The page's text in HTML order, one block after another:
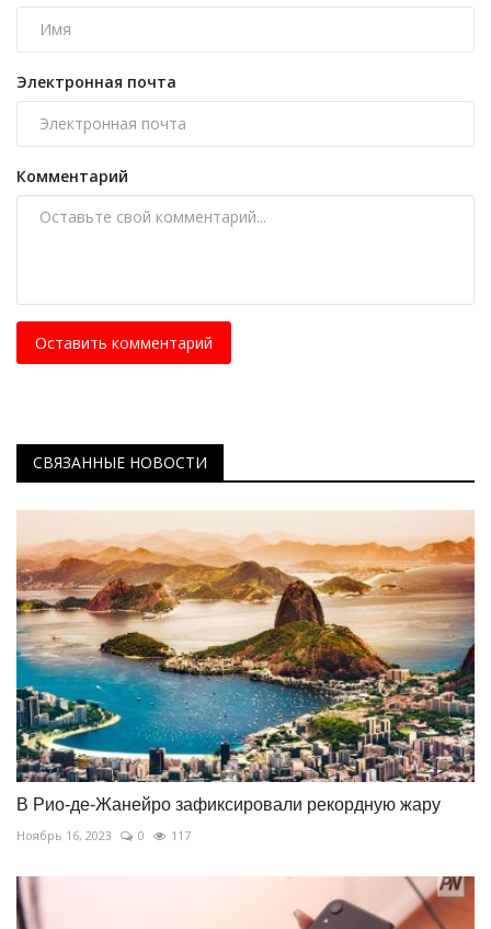
Электронная почта
Комментарий
Оставить комментарий
СВЯЗАННЫЕ НОВОСТИ
В Рио-де-Жанейро зафиксировали рекордную жару
Ноябрь 16, 2023 0 117